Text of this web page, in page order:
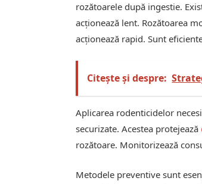
rozătoarele după ingestie.
acționează lent. Rozătoarea
acționează rapid. Sunt
Citește și despre:
Aplicarea rodenticidelor
securizate. Acestea protejează
rozătoare. Monitorizează
Metodele preventive sunt